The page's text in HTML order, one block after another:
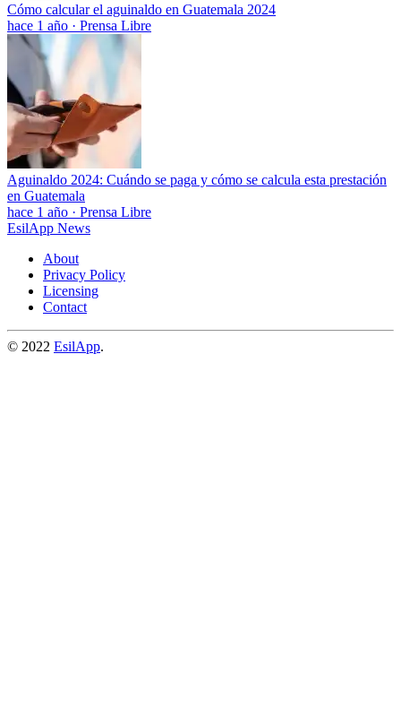
Cómo calcular el aguinaldo en Guatemala 2024
hace 1 año · Prensa Libre
Aguinaldo 2024: Cuándo se paga y cómo se calcula esta prestación
en Guatemala
hace 1 año · Prensa Libre
EsilApp News
About
Privacy Policy
Licensing
Contact
© 2022 EsilApp.